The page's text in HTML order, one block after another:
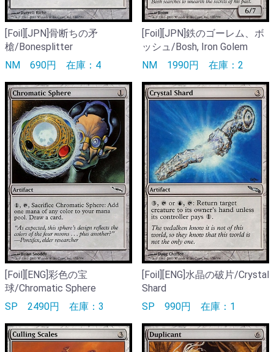
[Foil][JPN]骨断ちの矛
槍/Bonesplitter
NM 690円 在庫：4
[Foil][JPN]鉄のゴーレム、ボ
ッシュ/Bosh, Iron Golem
NM 1990円 在庫：2
[Foil][ENG]彩色の宝
球/Chromatic Sphere
SP 2490円 在庫：3
[Foil][ENG]水晶の破片/Crystal
Shard
SP 990円 在庫：1